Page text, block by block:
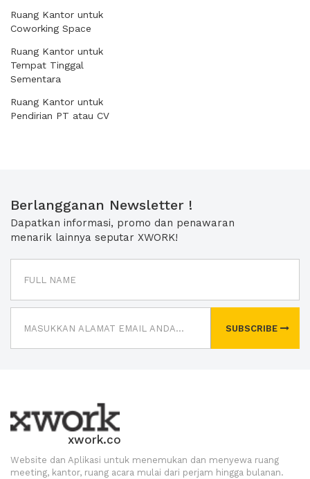
Ruang Kantor untuk
Coworking Space
Ruang Kantor untuk
Tempat Tinggal
Sementara
Ruang Kantor untuk
Pendirian PT atau CV
Berlangganan Newsletter !
Dapatkan informasi, promo dan penawaran
menarik lainnya seputar XWORK!
SUBSCRIBE
xwork.co
Website dan Aplikasi untuk menemukan dan menyewa ruang
meeting, kantor, ruang acara mulai dari perjam hingga bulanan.